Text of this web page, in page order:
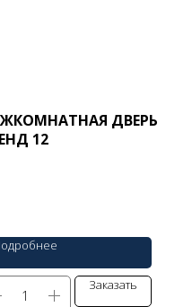
ДВЕРЬ
12
Заказать